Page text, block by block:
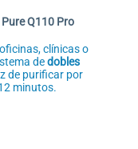
Q110 Pro
clínicas o
dedobles
de purificar por
minutos.